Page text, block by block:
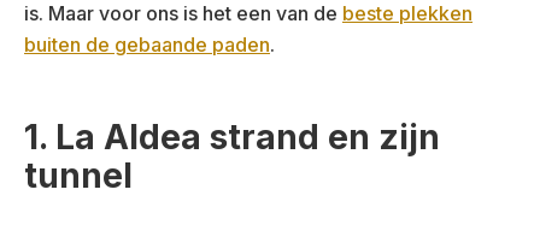
is. Maar voor ons is het een van de beste plekken
buiten de gebaande paden.
1. La Aldea strand en zijn
tunnel